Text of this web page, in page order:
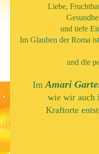
Liebe,
und tiefe
Im Glauben der Roma
und die
Im Amari
wie wir auch
Kraftorte